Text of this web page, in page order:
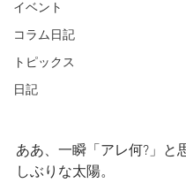
イベント
コラム日記
トピックス
日記
ああ、一瞬「アレ何?」と
しぶりな太陽。